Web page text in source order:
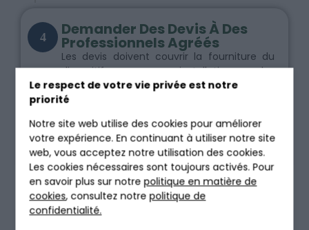
Le respect de votre vie privée est notre
priorité
Notre site web utilise des cookies pour améliorer
votre expérience. En continuant à utiliser notre site
web, vous acceptez notre utilisation des cookies.
Les cookies nécessaires sont toujours activés. Pour
en savoir plus sur notrepolitique en matière de
cookies, consultez notrepolitique de
confidentialité.
4 Demander Des Devis À Des
Professionnels Agréés
Les devis doivent couvrir la fourniture du
dispositif, son installation, les
terrassements, les raccordements, la mise
en service et toute contrainte spécifique
vérifiant que les professionnels sont
qualifiés pour les travaux d’assainissement.
Soumettre Le Dossier Au